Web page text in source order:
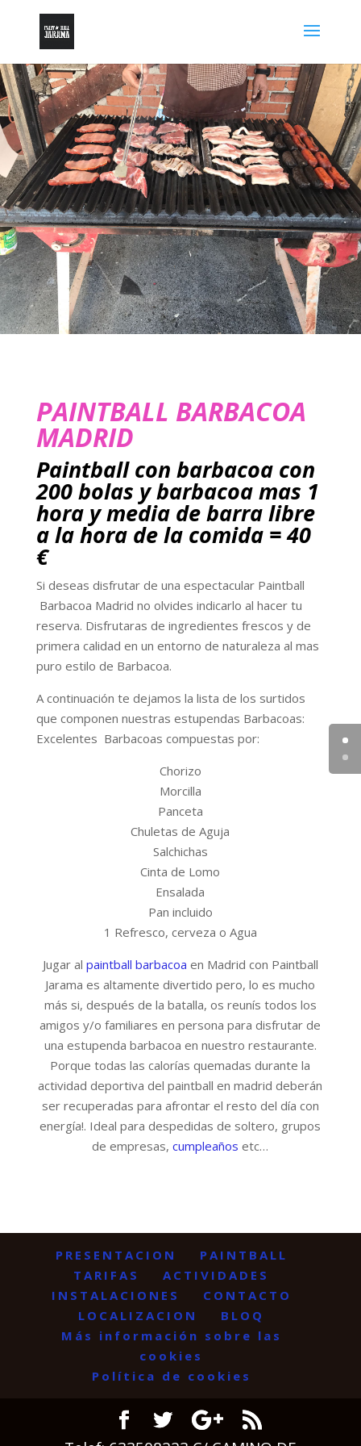
PAINTBALL BARBACOA
MADRID
Paintball con barbacoa con
200 bolas y barbacoa mas 1
hora y media de barra libre
a la hora de la comida = 40
€
Si deseas disfrutar de una espectacular Paintball
Barbacoa Madrid no olvides indicarlo al hacer tu
reserva. Disfrutaras de ingredientes frescos y de
primera calidad en un entorno de naturaleza al mas
puro estilo de Barbacoa.
A continuación te dejamos la lista de los surtidos
que componen nuestras estupendas Barbacoas:
Excelentes Barbacoas compuestas por:
Chorizo
Morcilla
Panceta
Chuletas de Aguja
Salchichas
Cinta de Lomo
Ensalada
Pan incluido
1 Refresco, cerveza o Agua
Jugar al paintball barbacoa en Madrid con Paintball
Jarama es altamente divertido pero, lo es mucho
más si, después de la batalla, os reunís todos los
amigos y/o familiares en persona para disfrutar de
una estupenda barbacoa en nuestro restaurante.
Porque todas las calorías quemadas durante la
actividad deportiva del paintball en madrid deberán
ser recuperadas para afrontar el resto del día con
energía!. Ideal para despedidas de soltero, grupos
de empresas,cumpleaños etc…
PRESENTACION
PAINTBALL
TARIFAS
ACTIVIDADES
INSTALACIONES
CONTACTO
LOCALIZACION
BLOQ
Más información sobre las
cookies
Política de cookies